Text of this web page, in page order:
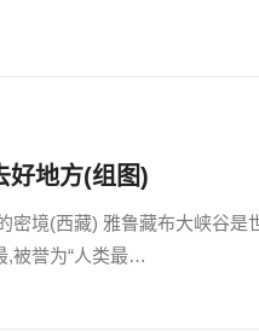
好地方(组图)
密境(西藏) 雅鲁藏布大峡谷是
,被誉为“人类最…